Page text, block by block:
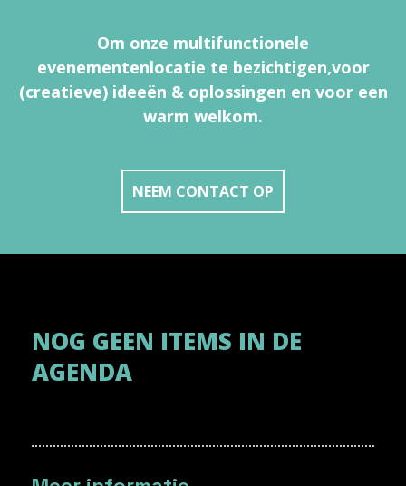
Om onze multifunctionele
evenementenlocatie te bezichtigen,voor
(creatieve) ideeën & oplossingen en voor een
warm welkom.
NEEM CONTACT OP
NOG GEEN ITEMS IN DE
AGENDA